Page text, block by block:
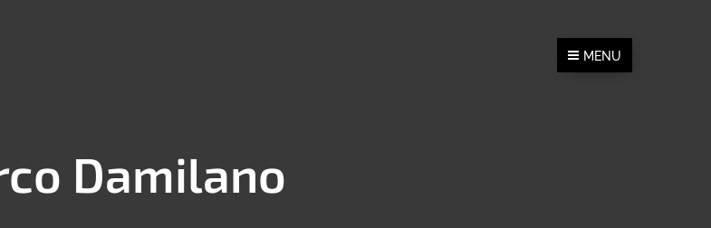
MENU
Damilano